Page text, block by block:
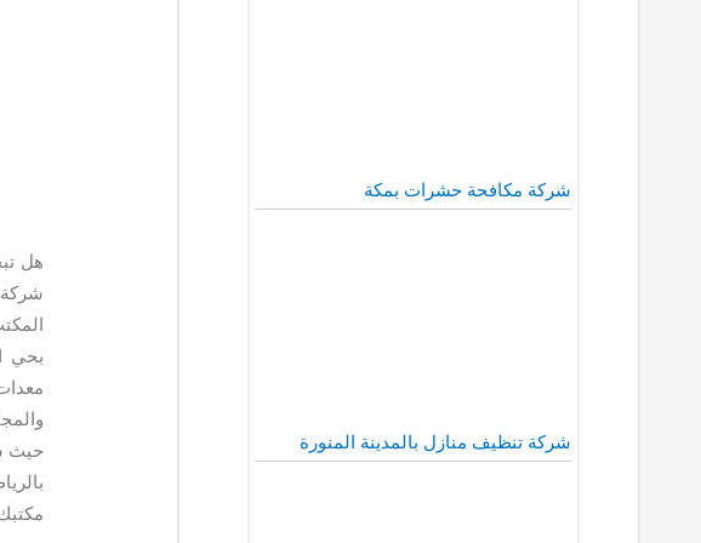
شركة مكافحة حشرات بمكة
شركة تنظيف منازل بالمدينة المنورة
هل
شركة
بحي
حيث